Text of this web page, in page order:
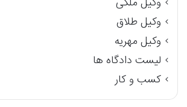
وکیل طلاق
وکیل مهریه
لیست دادگاه ها
کسب و کار